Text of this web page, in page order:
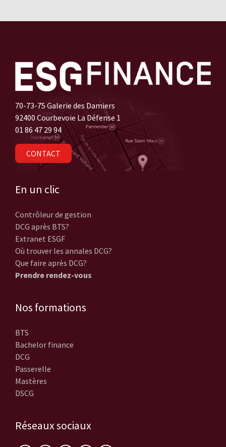
70-73-75 Galerie des Damiers
92400 Courbevoie La Défense 1
01 86 47 29 94
CONTACT
En un clic
Contrôleur de gestion
DCG après BTS?
Extranet ESGF
Où trouver les annales DCG?
Que faire après DCG?
Prendre rendez-vous
Nos formations
BTS
Bachelor finance
DCG
Passerelle
Mastères
DSCG
Réseaux sociaux